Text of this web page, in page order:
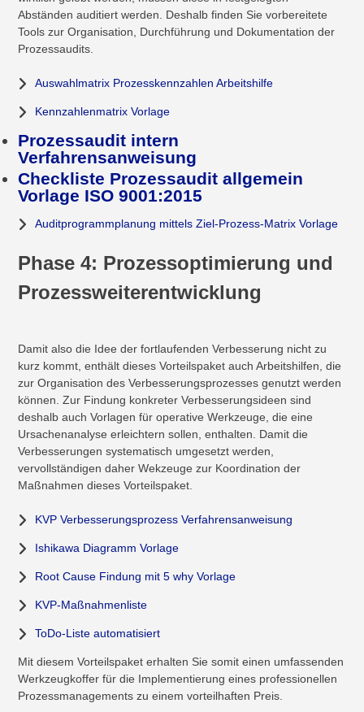
Abständen auditiert werden. Deshalb finden Sie vorbereitete
Tools zur Organisation, Durchführung und Dokumentation der
Prozessaudits.
Auswahlmatrix Prozesskennzahlen Arbeitshilfe
Kennzahlenmatrix Vorlage
Prozessaudit intern
Verfahrensanweisung
Checkliste Prozessaudit allgemein
Vorlage ISO 9001:2015
Auditprogrammplanung mittels Ziel-Prozess-Matrix Vorlage
Phase 4: Prozessoptimierung und
Prozessweiterentwicklung
Damit also die Idee der fortlaufenden Verbesserung nicht zu
kurz kommt, enthält dieses Vorteilspaket auch Arbeitshilfen, die
zur Organisation des Verbesserungsprozesses genutzt werden
können. Zur Findung konkreter Verbesserungsideen sind
deshalb auch Vorlagen für operative Werkzeuge, die eine
Ursachenanalyse erleichtern sollen, enthalten. Damit die
Verbesserungen systematisch umgesetzt werden,
vervollständigen daher Wekzeuge zur Koordination der
Maßnahmen dieses Vorteilspaket.
KVP Verbesserungsprozess Verfahrensanweisung
Ishikawa Diagramm Vorlage
Root Cause Findung mit 5 why Vorlage
KVP-Maßnahmenliste
ToDo-Liste automatisiert
Mit diesem Vorteilspaket erhalten Sie somit einen umfassenden
Werkzeugkoffer für die Implementierung eines professionellen
Prozessmanagements zu einem vorteilhaften Preis.